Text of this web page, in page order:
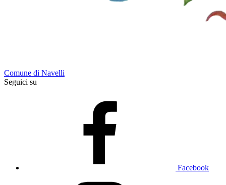
Comune di Navelli
Seguici su
Facebook